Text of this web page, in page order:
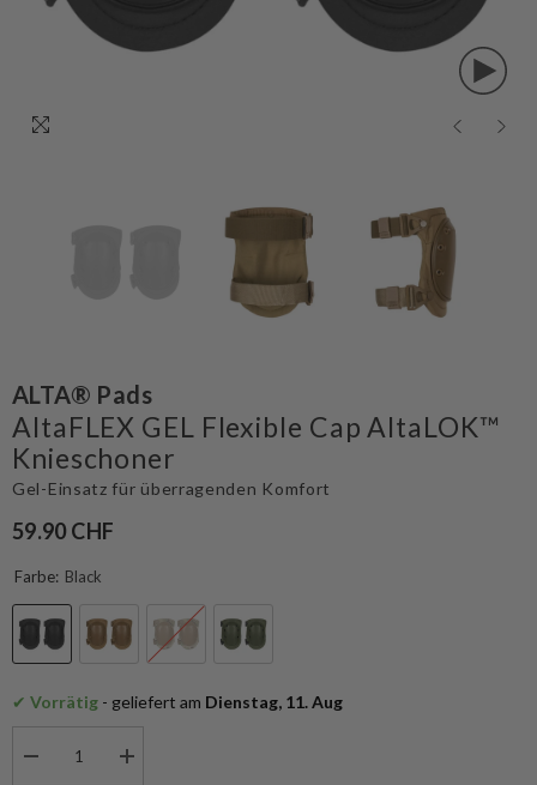
ALTA® Pads
AltaFLEX GEL Flexible Cap AltaLOK™
Knieschoner
Gel-Einsatz für überragenden Komfort
59.90 CHF
Farbe: Black
✔ Vorrätig - geliefert am Dienstag, 11. Aug
Menge